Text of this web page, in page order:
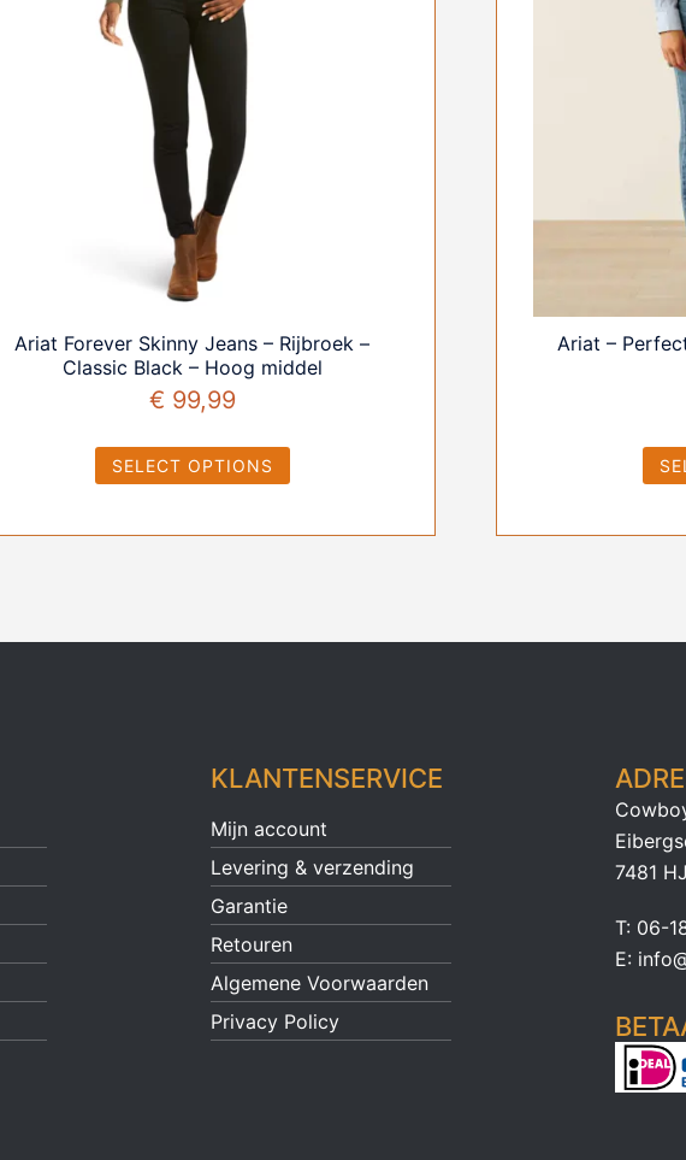
Ariat Forever Skinny Jeans – Rijbroek –
Classic Black – Hoog middel
€ 99,99
SELECT OPTIONS
Ariat –
KLANTENSERVICE
Mijn account
Levering & verzending
Garantie
Retouren
Algemene Voorwaarden
Privacy Policy
7481
T: 06-
E: